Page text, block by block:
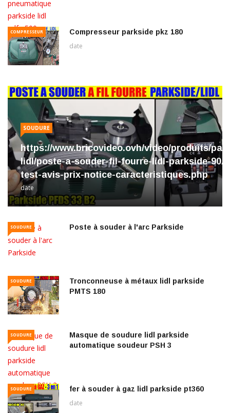
COMPRESSEUR Compresseur parkside pkz 180
date
SOUDURE
https://www.bricovideo.ovh/video/produits/
lidl/poste-a-souder-fil-fourre-lidl-parkside-
test-avis-prix-notice-caracteristiques.php
date
SOUDURE Poste à souder à l'arc Parkside
SOUDURE
Tronconneuse à métaux lidl parkside
PMTS 180
SOUDURE
Masque de soudure lidl parkside
automatique soudeur PSH 3
SOUDURE fer à souder à gaz lidl parkside pt360
date